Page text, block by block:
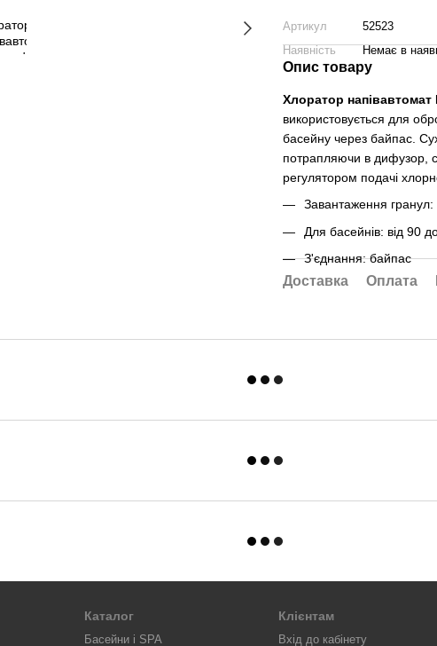
Артикул
52523
Наявність
Немає в
Опис товару
Хлоратор напівавтомат
використовується для
басейну через байпас.
потрапляючи в дифузор,
регулятором подачі
Завантаження гранул:
Для басейнів: від 90
З'єднання: байпас
Доставка Оплата
Каталог
Басейни і SPA
Клієнтам
Вхід до кабінету